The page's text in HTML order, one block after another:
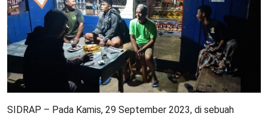
SIDRAP – Pada Kamis, 29 September 2023, di sebuah